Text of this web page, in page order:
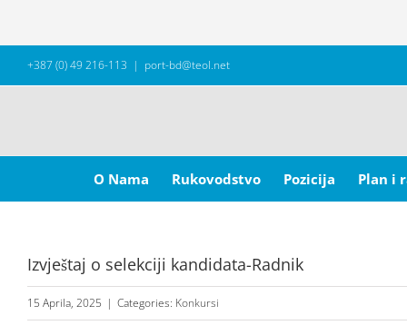
+387 (0) 49 216-113 | port-bd@teol.net
for:
O Nama
Rukovodstvo Pozicija Plan i
Izvještaj o selekciji kandidata-Radnik
15 Aprila, 2025 | Categories: Konkursi